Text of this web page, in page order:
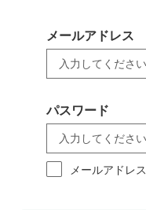
メールアドレス
パスワード
メールアドレ